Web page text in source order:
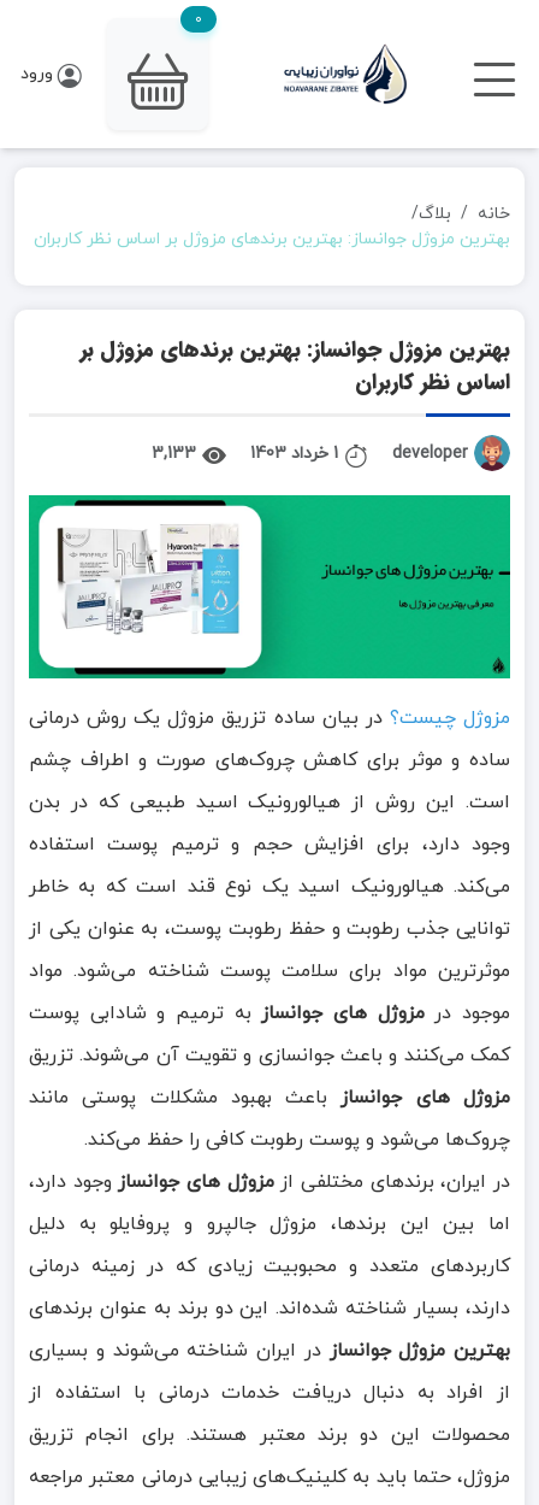
0
ورود
خانه
بلاگ
بهترین مزوژل جوانساز: بهترین برندهای مزوژل بر اساس نظر کاربران
بهترین مزوژل جوانساز: بهترین برندهای مزوژل بر
اساس نظر کاربران
developer 1 خرداد 1403 3,133
مزوژل چیست؟ در بیان ساده تزریق مزوژل یک روش درمانی
ساده و موثر برای کاهش چروک‌های صورت و اطراف چشم
است. این روش از هیالورونیک اسید طبیعی که در بدن
وجود دارد، برای افزایش حجم و ترمیم پوست استفاده
می‌کند. هیالورونیک اسید یک نوع قند است که به خاطر
توانایی جذب رطوبت و حفظ رطوبت پوست، به عنوان یکی از
موثرترین مواد برای سلامت پوست شناخته می‌شود. مواد
موجود درمزوژل های جوانساز به ترمیم و شادابی پوست
کمک می‌کنند و باعث جوانسازی و تقویت آن می‌شوند. تزریق
مزوژل های جوانساز
باعث بهبود مشکلات پوستی مانند
چروک‌ها می‌شود و پوست رطوبت کافی را حفظ می‌کند.
در ایران، برندهای مختلفی ازمزوژل های جوانساز وجود دارد،
اما بین این برندها، مزوژل جالپرو و پروفایلو به دلیل
کاربردهای متعدد و محبوبیت زیادی که در زمینه درمانی
دارند، بسیار شناخته شده‌اند. این دو برند به عنوان برندهای
بهترین مزوژل جوانساز در ایران شناخته می‌شوند و بسیاری
از افراد به دنبال دریافت خدمات درمانی با استفاده از
محصولات این دو برند معتبر هستند. برای انجام تزریق
مزوژل، حتما باید به کلینیک‌های زیبایی درمانی معتبر مراجعه